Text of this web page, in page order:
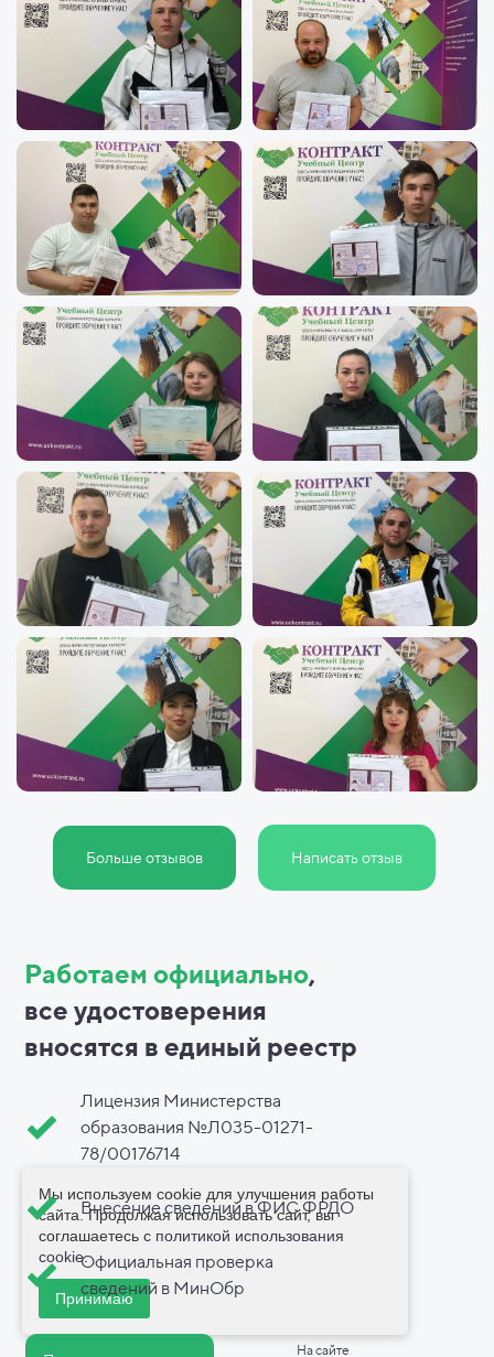
Больше отзывов Написать отзыв
Работаем официально,
все удостоверения
вносятся в единый реестр
На сайте
Лицензия Министерства
образования №Л035-01271-
78/00176714
Внесение сведений в ФИС ФРДО
Официальная проверка
сведений в МинОбр
Мы используем cookie для улучшения работы
сайта. Продолжая использовать сайт, вы
соглашаетесь с политикой использования
cookie.
Принимаю